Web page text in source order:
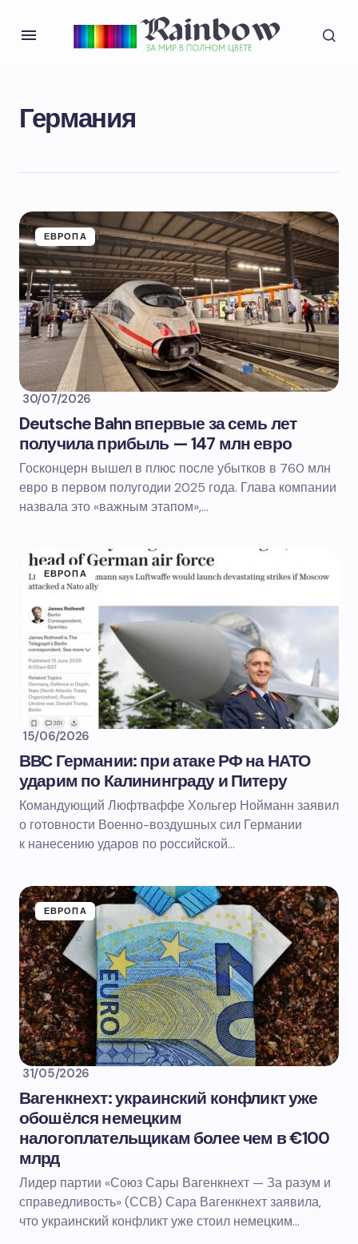
Германия
ЕВРОПА
30/07/2026
Deutsche Bahn впервые за семь лет
получила прибыль — 147 млн евро
Госконцерн вышел в плюс после убытков в 760 млн
евро в первом полугодии 2025 года. Глава компании
назвала это «важным этапом»,…
ЕВРОПА
15/06/2026
ВВС Германии: при атаке РФ на НАТО
ударим по Калининграду и Питеру
Командующий Люфтваффе Хольгер Нойманн заявил
о готовности Военно-воздушных сил Германии
к нанесению ударов по российской…
ЕВРОПА
31/05/2026
Вагенкнехт: украинский конфликт уже
обошёлся немецким
налогоплательщикам более чем в €100
млрд
Лидер партии «Союз Сары Вагенкнехт — За разум и
справедливость» (ССВ) Сара Вагенкнехт заявила,
что украинский конфликт уже стоил немецким…